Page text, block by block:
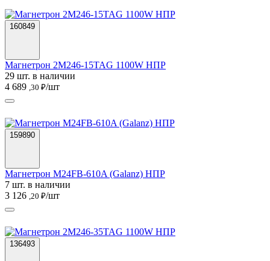
160849
Магнетрон 2M246-15TAG 1100W НПР
29 шт. в наличии
4 689 ,30 ₽/шт
159890
Магнетрон M24FB-610A (Galanz) НПР
7 шт. в наличии
3 126 ,20 ₽/шт
136493